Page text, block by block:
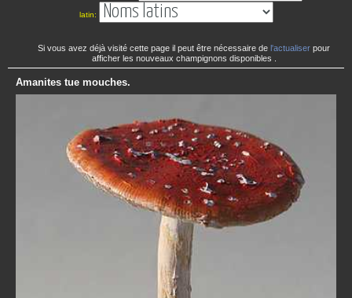
latin:
Si vous avez déjà visité cette page il peut être nécessaire de l'actualiser pour
afficher les nouveaux champignons disponibles .
Amanites tue mouches.